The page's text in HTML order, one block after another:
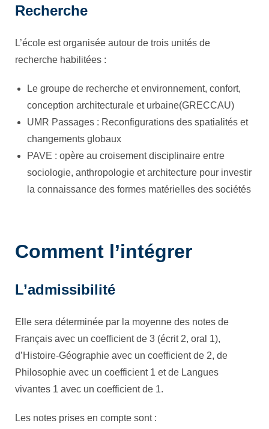
Recherche
L’école est organisée autour de trois unités de
recherche habilitées :
Le groupe de recherche et environnement, confort,
conception architecturale et urbaine(GRECCAU)
UMR Passages : Reconfigurations des spatialités et
changements globaux
PAVE : opère au croisement disciplinaire entre
sociologie, anthropologie et architecture pour investir
la connaissance des formes matérielles des sociétés
Comment l’intégrer
L’admissibilité
Elle sera déterminée par la moyenne des notes de
Français avec un coefficient de 3 (écrit 2, oral 1),
d’Histoire-Géographie avec un coefficient de 2, de
Philosophie avec un coefficient 1 et de Langues
vivantes 1 avec un coefficient de 1.
Les notes prises en compte sont :